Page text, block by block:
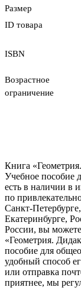
Размер
ID товара
ISBN
Возрастное
ограничение
Книга
Учебное пособие
есть в наличии в
по
Санкт-
Екатеринбурге,
России, вы
«Геометрия.
пособие для
удобный способ
или отправка
приятнее, мы